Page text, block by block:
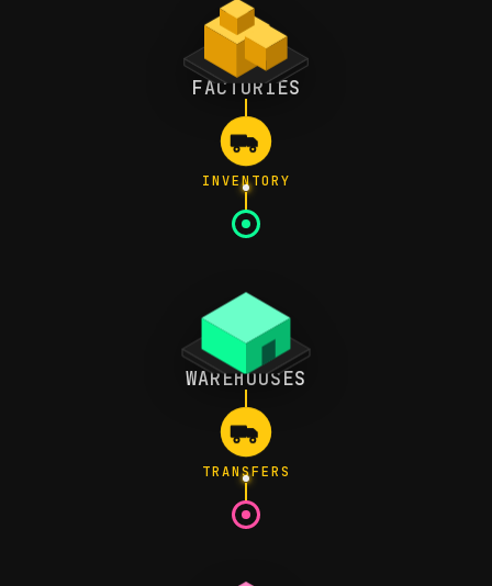
FACTORIES
INVENTORY
WAREHOUSES
TRANSFERS